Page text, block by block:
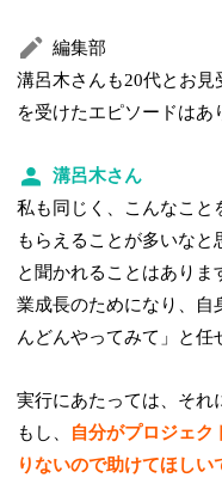
編集部
溝呂木さんも20代とお見
を受けたエピソードはあ
溝呂木さん
私も同じく、こんなこと
もらえることが多いなと
と聞かれることはあり
業成長のためになり、自
んどんやってみて」と任
実行にあたっては、それ
もし、
自分がプロジェク
りないので助けてほし